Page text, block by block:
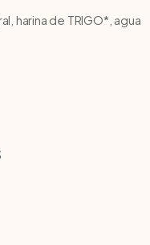
harina de TRIGO*, agua